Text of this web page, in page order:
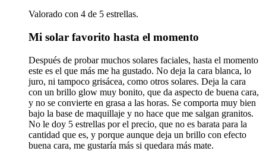
Valorado con 4 de 5 estrellas.
Mi solar favorito hasta el momento
Después de probar muchos solares faciales, hasta el momento
este es el que más me ha gustado. No deja la cara blanca, lo
juro, ni tampoco grisácea, como otros solares. Deja la cara
con un brillo glow muy bonito, que da aspecto de buena cara,
y no se convierte en grasa a las horas. Se comporta muy bien
bajo la base de maquillaje y no hace que me salgan granitos.
No le doy 5 estrellas por el precio, que no es barata para la
cantidad que es, y porque aunque deja un brillo con efecto
buena cara, me gustaría más si quedara más mate.